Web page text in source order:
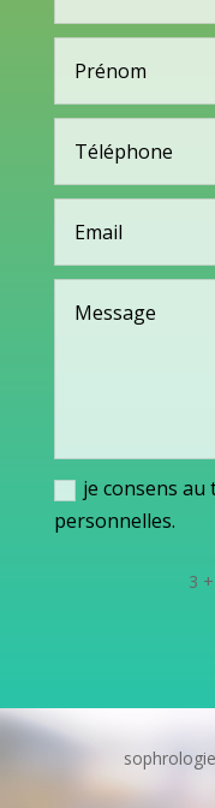
je consens
personnelles.
3